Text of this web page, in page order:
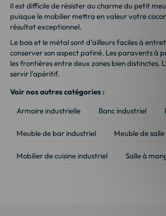
Il est difficile de résister au charme du petit
puisque le mobilier mettra en valeur votre
résultat exceptionnel.
Le bois et le métal sont d’ailleurs faciles à
conserver son aspect patiné. Les paravents à
les frontières entre deux zones bien
servir l’apéritif.
Voir nos autres catégories :
Armoire industrielle
Banc industriel
Meuble de bar industriel Meuble de
Mobilier de cuisine industriel Salle à